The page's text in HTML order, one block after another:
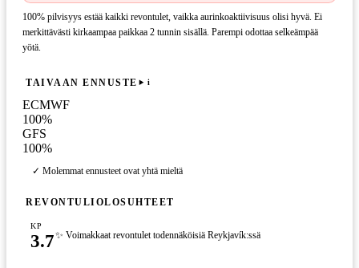
100% pilvisyys estää kaikki revontulet, vaikka aurinkoaktiivisuus olisi hyvä. Ei
merkittävästi kirkaampaa paikkaa 2 tunnin sisällä. Parempi odottaa selkeämpää
yötä.
TAIVAAN ENNUSTE i
ECMWF
100%
GFS
100%
✓ Molemmat ennusteet ovat yhtä mieltä
REVONTULIOLOSUHTEET
KP
3.7✨ Voimakkaat revontulet todennäköisiä Reykjavík:ssä